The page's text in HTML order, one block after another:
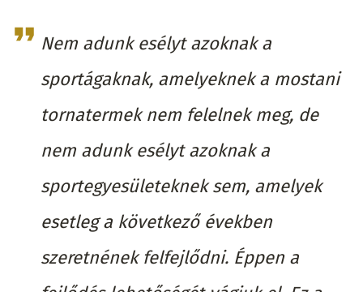
Nem adunk esélyt azoknak a
sportágaknak, amelyeknek a mostani
tornatermek nem felelnek meg, de
nem adunk esélyt azoknak a
sportegyesületeknek sem, amelyek
esetleg a következő években
szeretnének felfejlődni. Éppen a